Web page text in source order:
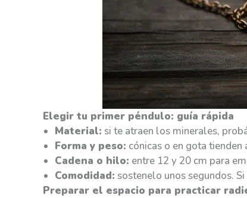
Elegir tu primer péndulo: guía rápida
Material: si te atraen los minerales,
Forma y peso: cónicas o en gota
Cadena o hilo: entre 12 y 20 cm para
Comodidad: sostenelo unos segundos.
Preparar el espacio para practicar